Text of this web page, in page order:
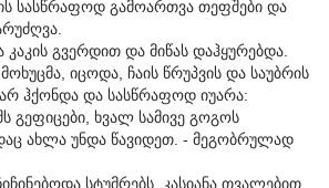
სასწრაფოდ გამოართვა თეფშები და
გვერდით და მიწას დაჰყურებდა.
იცოდა, ჩაის წრუპვის და საუბრის
ჰქონდა და სასწრაფოდ იუარა:
გეფიცები, ხვალ სამივე გოგოს
ახლა უნდა წავიდეთ. - მეგობრულად
სტუმრებს, კასიანა თვალებით